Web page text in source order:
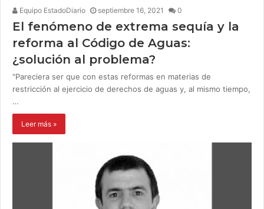
Equipo EstadoDiario septiembre 16, 2021 0
El fenómeno de extrema sequía y la
reforma al Código de Aguas:
¿solución al problema?
"Pareciera ser que con estas reformas en materias de
restricción al ejercicio de derechos de aguas y, al mismo tiempo,
…
Leer más »